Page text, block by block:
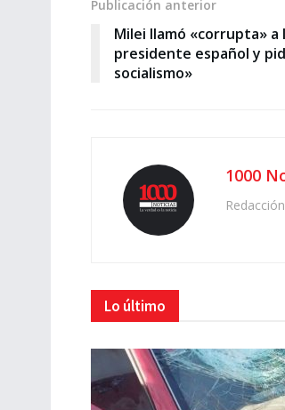
Publicación anterior
Milei llamó «corrupta» a
presidente español y
socialismo»
1000
Lo último